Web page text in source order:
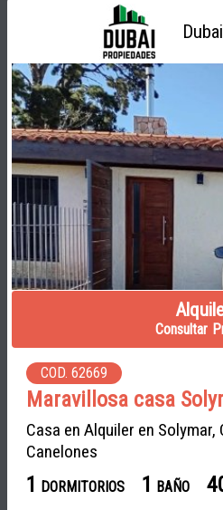
Consultar
COD. 62669
Maravillosa casa
Casa en Alquiler en Solymar,
Canelones
1 DORMITORIOS 1 BAÑO